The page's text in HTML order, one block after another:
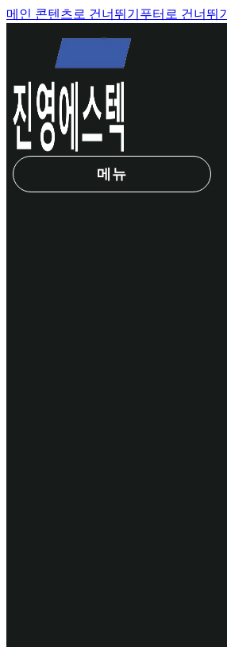
메인 콘텐츠로 건너뛰기 푸터로 건너뛰기
메뉴